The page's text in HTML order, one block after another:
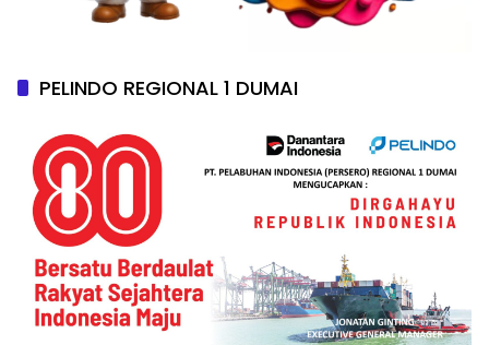
PELINDO REGIONAL 1 DUMAI